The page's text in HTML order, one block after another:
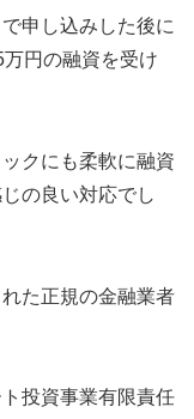
申し込みした後に
円の融資を受け
クにも柔軟に融資
の良い対応でし
た正規の金融業者
投資事業有限責任